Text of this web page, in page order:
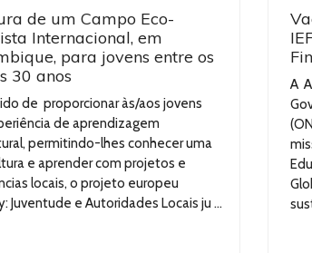
de um Campo Eco-
Internacional, em
para jovens entre os
30 anos
de proporcionar às/aos jovens
de aprendizagem
permitindo-lhes conhecer uma
e aprender com projetos e
locais, o projeto europeu
Juventude e Autoridades Locais ju ...
A